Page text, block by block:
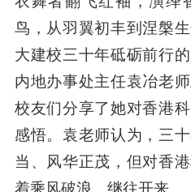
鸟，从羽翼初丰到涅槃
大建校三十年砥砺前行
内地办事处主任袁冶老
校友们分享了她对香港
感悟。袁老师认为，三
当、风华正茂，但对香
着乘风破浪、继往开来。